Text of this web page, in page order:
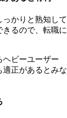
かりと熟知して
るので、転職に
ヘビーユーザー
正があるとみな